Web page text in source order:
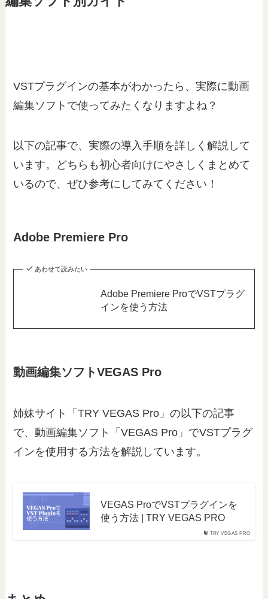
VSTプラグインの基本がわかったら、実際に動画
編集ソフトで使ってみたくなりますよね？
以下の記事で、実際の導入手順を詳しく解説して
います。どちらも初心者向けにやさしくまとめて
いるので、ぜひ参考にしてみてください！
Adobe Premiere Pro
あわせて読みたい
Adobe Premiere ProでVSTプラグ
インを使う方法
動画編集ソフトVEGAS Pro
姉妹サイト「TRY VEGAS Pro」の以下の記事
で、動画編集ソフト「VEGAS Pro」でVSTプラグ
インを使用する方法を解説しています。
TRY VEGAS PRO
VEGAS ProでVSTプラグインを
使う方法 | TRY VEGAS PRO